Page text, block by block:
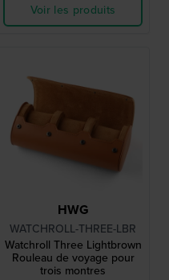
Voir les produits
HWG
WATCHROLL-THREE-LBR
Watchroll Three Lightbrown
Rouleau de voyage pour
trois montres